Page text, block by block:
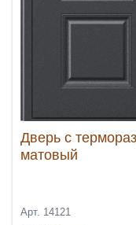
Дверь с
матовый
Арт. 14121